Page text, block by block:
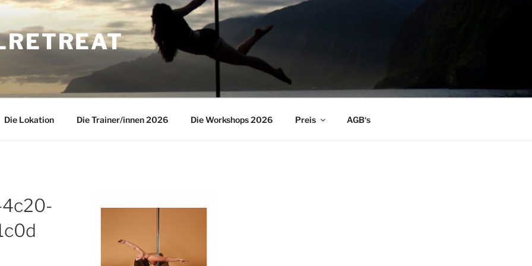
Die Lokation Die Trainer/innen 2026 Die Workshops 2026 Preis AGB‘s